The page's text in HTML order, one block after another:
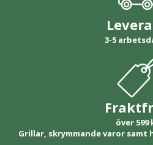
3-5
över 599
Grillar, skrymmande varor samt